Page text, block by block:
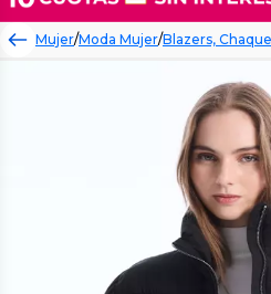
Mujer/Moda Mujer/Blazers,